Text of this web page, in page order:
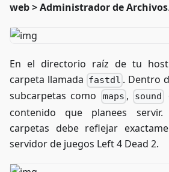
web > Administrador de Archivos.
En el directorio raíz de tu
carpeta llamada fastdl . Dentro
subcarpetas como
maps , sound
contenido que planees
carpetas debe reflejar
servidor de juegos Left 4 Dead 2.